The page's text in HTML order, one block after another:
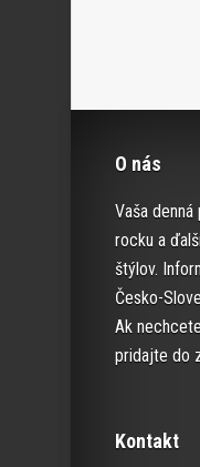
O nás
Vaša denná
rocku a
štýlov.
Česko-
Ak
pridajte do
Kontakt